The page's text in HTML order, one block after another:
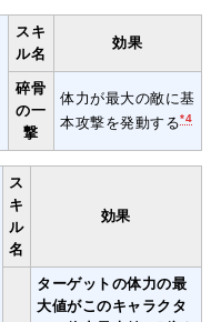
スキ
ル名
効果
碎骨
の一
撃
体力が最大の敵に基
本攻撃を発動する*4
ス
キ
ル
名
効果
ターゲットの体力の最
大値がこのキャラクタ